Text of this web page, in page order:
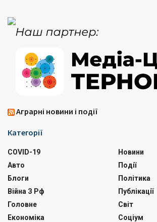
Аграрні новини і події
Категорії
COVID-19
Авто
Блоги
Війна З Рф
Головне
Економіка
Новини
Події
Політика
Публікації
Світ
Соціум